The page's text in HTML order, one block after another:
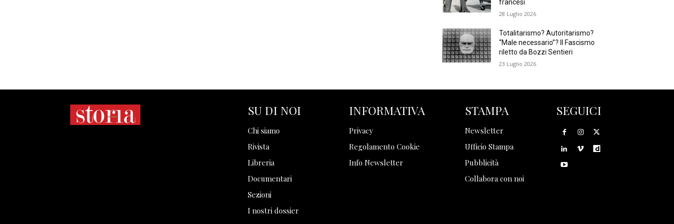
francesi
28 Luglio 2026
Totalitarismo? Autoritarismo?
“Male necessario”? Il Fascismo
riletto da Bozzi Sentieri
23 Luglio 2026
SU DI NOI
Chi siamo
Rivista
Libreria
Documentari
Sezioni
I nostri dossier
INFORMATIVA
Privacy
Regolamento Cookie
Info Newsletter
STAMPA
Newsletter
Ufficio Stampa
Pubblicità
Collabora con noi
SEGUICI